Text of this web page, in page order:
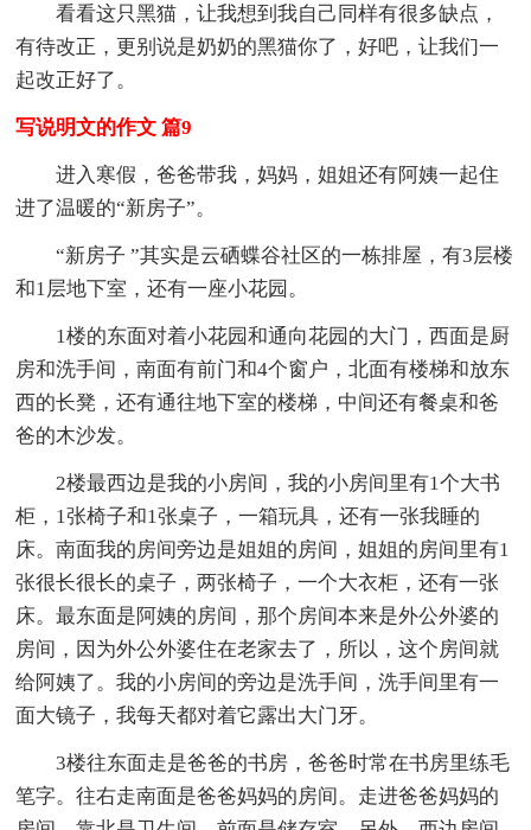
看看这只黑猫，让我想到我自己同样有很多缺点，
有待改正，更别说是奶奶的黑猫你了，好吧，让我们一
起改正好了。
写说明文的作文 篇9
进入寒假，爸爸带我，妈妈，姐姐还有阿姨一起住
进了温暖的“新房子”。
“新房子 ”其实是云硒蝶谷社区的一栋排屋，有3层楼
和1层地下室，还有一座小花园。
1楼的东面对着小花园和通向花园的大门，西面是厨
房和洗手间，南面有前门和4个窗户，北面有楼梯和放东
西的长凳，还有通往地下室的楼梯，中间还有餐桌和爸
爸的木沙发。
2楼最西边是我的小房间，我的小房间里有1个大书
柜，1张椅子和1张桌子，一箱玩具，还有一张我睡的
床。南面我的房间旁边是姐姐的房间，姐姐的房间里有1
张很长很长的桌子，两张椅子，一个大衣柜，还有一张
床。最东面是阿姨的房间，那个房间本来是外公外婆的
房间，因为外公外婆住在老家去了，所以，这个房间就
给阿姨了。我的小房间的旁边是洗手间，洗手间里有一
面大镜子，我每天都对着它露出大门牙。
3楼往东面走是爸爸的书房，爸爸时常在书房里练毛
笔字。往右走南面是爸爸妈妈的房间。走进爸爸妈妈的